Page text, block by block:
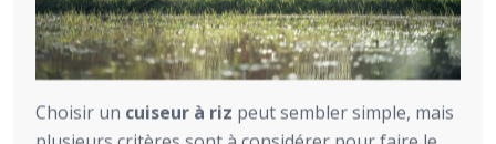
Choisir un cuiseur à riz peut sembler simple, mais